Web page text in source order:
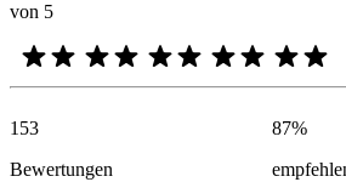
von 5
153
Bewertungen
87%